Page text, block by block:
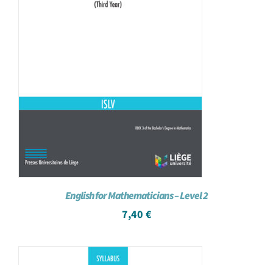
English for Mathematicians – Level 2
7,40 €